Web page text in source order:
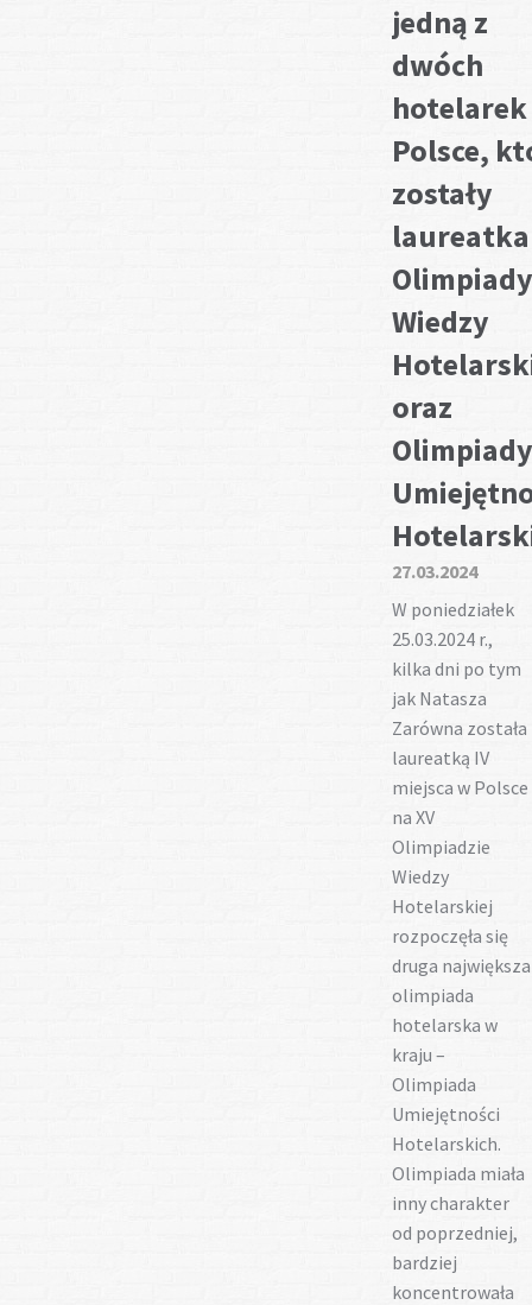
jedną z
dwóch
Polsce,
zostały
Olimpiady
Wiedzy
oraz
Olimpiady
27.03.2024
W poniedziałek
25.03.2024 r.,
kilka dni po tym
jak Natasza
Zarówna została
laureatką IV
miejsca w Polsce
na XV
Olimpiadzie
Wiedzy
Hotelarskiej
rozpoczęła się
druga największa
olimpiada
hotelarska w
kraju –
Olimpiada
Umiejętności
Hotelarskich.
Olimpiada miała
inny charakter
od poprzedniej,
bardziej
koncentrowała